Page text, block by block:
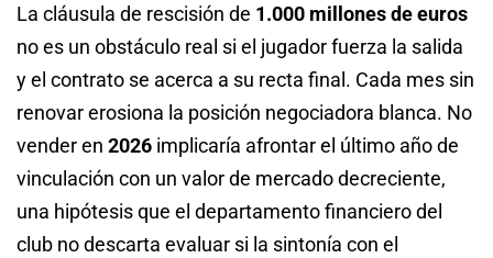
La cláusula de rescisión de 1.000 millones de euros
no es un obstáculo real si el jugador fuerza la salida
y el contrato se acerca a su recta final. Cada mes sin
renovar erosiona la posición negociadora blanca. No
vender en 2026 implicaría afrontar el último año de
vinculación con un valor de mercado decreciente,
una hipótesis que el departamento financiero del
club no descarta evaluar si la sintonía con el